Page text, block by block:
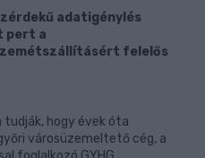
adatigénylés
pert a
felelős
tudják, hogy évek óta
városüzemeltető cég, a